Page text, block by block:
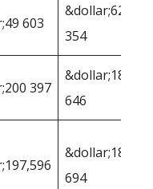
603
&dollar;62
354
397
&dollar;187
646
&dollar;183
694